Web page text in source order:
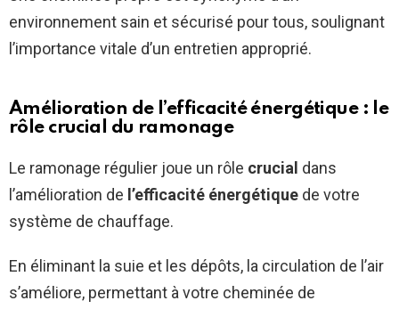
environnement sain et sécurisé pour tous, soulignant
l’importance vitale d’un entretien approprié.
Amélioration de l’efficacité énergétique : le
rôle crucial du ramonage
Le ramonage régulier joue un rôle crucial dans
l’amélioration de l’efficacité énergétique de votre
système de chauffage.
En éliminant la suie et les dépôts, la circulation de l’air
s’améliore, permettant à votre cheminée de